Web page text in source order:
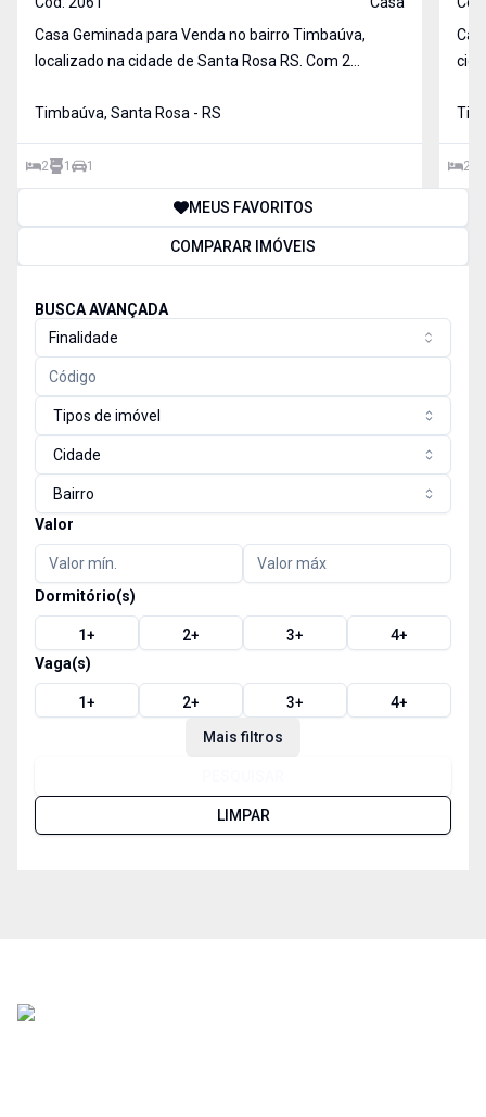
Casa Geminada para Venda no bairro Timbaúva,
localizado na cidade de Santa Rosa RS. Com 2
Timbaúva, Santa Rosa - RS
2 1 1
cidade
2
MEUS FAVORITOS
COMPARAR IMÓVEIS
BUSCA AVANÇADA
Finalidade
Tipos de imóvel
Cidade
Bairro
Valor
Dormitório(s)
1+ 2+ 3+ 4+
Vaga(s)
1+ 2+ 3+ 4+
Mais filtros
LIMPAR